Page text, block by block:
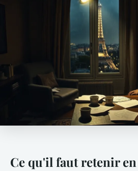
Ce qu'il faut retenir